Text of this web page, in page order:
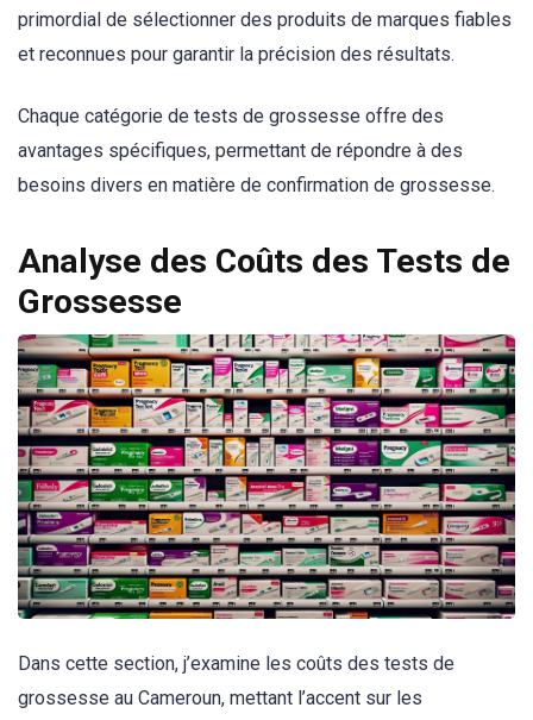
primordial de sélectionner des produits de marques fiables
et reconnues pour garantir la précision des résultats.
Chaque catégorie de tests de grossesse offre des
avantages spécifiques, permettant de répondre à des
besoins divers en matière de confirmation de grossesse.
Analyse des Coûts des Tests de
Grossesse
Dans cette section, j’examine les coûts des tests de
grossesse au Cameroun, mettant l’accent sur les